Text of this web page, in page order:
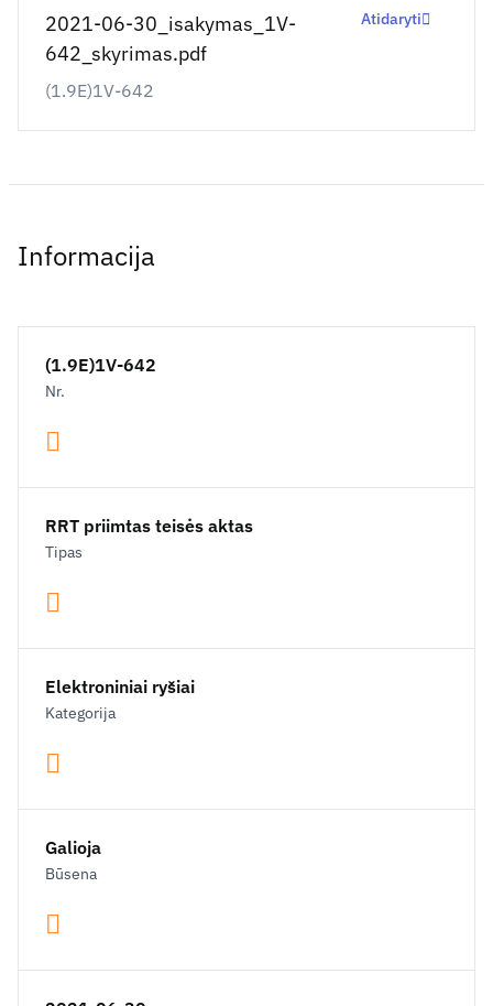
2021-06-30_isakymas_1V-
642_skyrimas.pdf
(1.9E)1V-642
Atidaryti
Informacija
(1.9E)1V-642
Nr.
RRT priimtas teisės aktas
Tipas
Elektroniniai ryšiai
Kategorija
Galioja
Būsena